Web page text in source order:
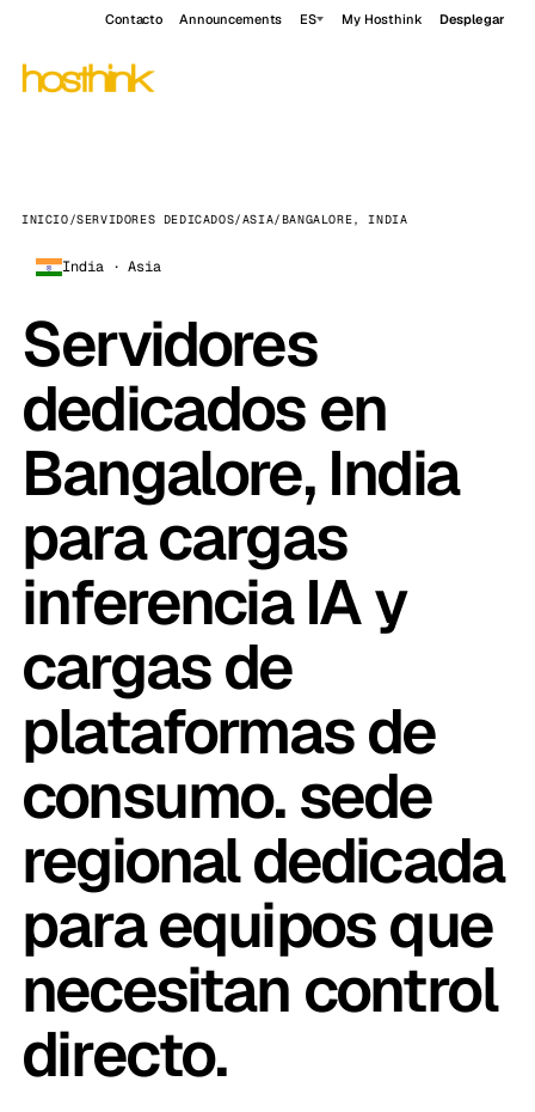
Contacto Announcements ES My Hosthink Desplegar
INICIO/SERVIDORES DEDICADOS/ASIA/BANGALORE, INDIA
India · Asia
Servidores
dedicados en
Bangalore, India
para cargas
inferencia IA y
cargas de
plataformas de
consumo. sede
regional dedicada
para equipos que
necesitan control
directo.